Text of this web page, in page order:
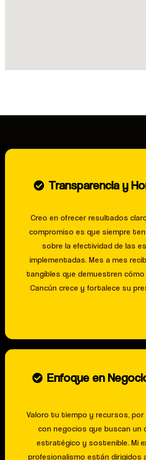
Transparencia y
Creo en ofrecer resultados
compromiso es que siempre
sobre la efectividad de las
implementadas. Mes a mes
tangibles que demuestren
Cancún crece y fortalece su
Enfoque en
Valoro tu tiempo y recursos,
con negocios que buscan un
estratégico y sostenible. Mi
profesionalismo están dirigidos